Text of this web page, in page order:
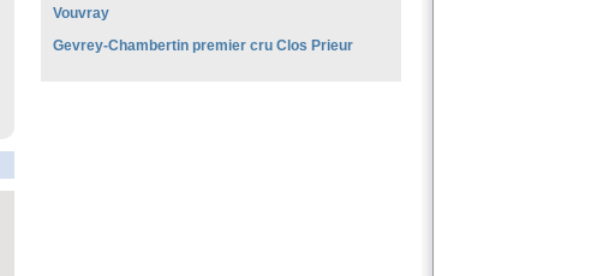
Vouvray
Gevrey-Chambertin premier cru Clos Prieur